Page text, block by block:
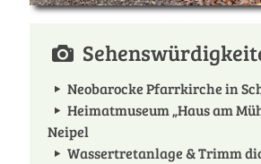
Neobarocke Pfarrkirche in
Heimatmuseum „Haus am
Neipel
Wassertretanlage & Trimm